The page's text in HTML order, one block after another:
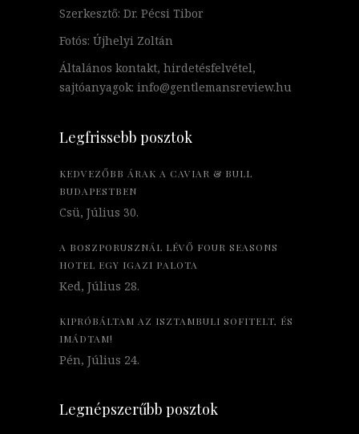
Szerkesztő: Dr. Pécsi Tibor
Fotós: Újhelyi Zoltán
Általános kontakt, hirdetésfelvétel,
sajtóanyagok: info@gentlemansreview.hu
Legfrissebb posztok
KEDVEZŐBB ÁRAK A CAVIAR & BULL
BUDAPESTBEN
Csü, Július 30.
A BOSZPORUSZNÁL LÉVŐ FOUR SEASONS
HOTEL EGY IGAZI PALOTA
Ked, Július 28.
KIPRÓBÁLTAM AZ ISZTAMBULI SOFITELT, ÉS
IMÁDTAM!
Pén, Július 24.
Legnépszerűbb posztok